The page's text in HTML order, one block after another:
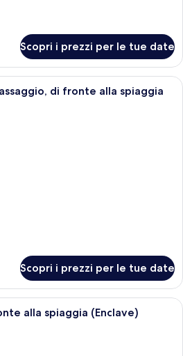
Scopri i prezzi per le tue date
Una moderna camera d'hotel con
di fronte alla spiaggia
Scopri i prezzi per le tue date
Camera d'albergo con divano blu,
alla spiaggia (Enclave)